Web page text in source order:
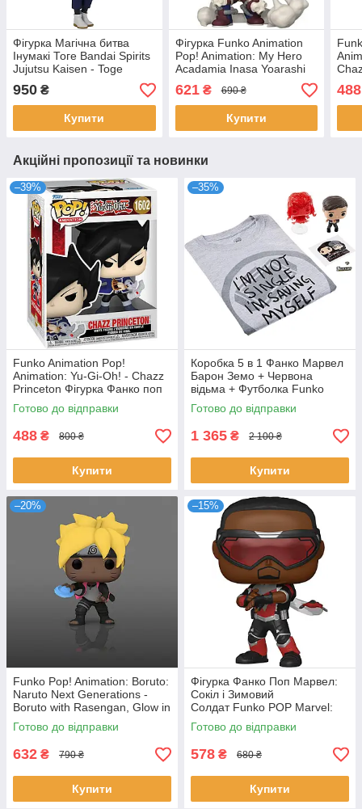
Фігурка Магічна битва
Інумакі Тоге Bandai Spirits
Jujutsu Kaisen - Toge
Inumaki (Ver. A) Q posket
950 ₴
Купити
Фігурка Funko Animation
Pop! Animation: My Hero
Acadamia Inasa Yoarashi
Інаса Йоараші Моя
геройська академія
621₴ 690 ₴
Купити
488
Акційні пропозиції та новинки
–39%
Funko Animation Pop!
Animation: Yu-Gi-Oh! - Chazz
Princeton Фігурка Фанко поп
ЮГіО Чазз Прінстон
Готово до відправки
488 ₴ 800 ₴
Купити
–35%
Коробка 5 в 1 Фанко Марвел
Барон Земо + Червона
відьма + Футболка Funko
Marvel Box Scarlet Witch
Baron Zemo
Готово до відправки
1 365 ₴ 2 100 ₴
Купити
–20%
Funko Pop! Animation: Boruto:
Naruto Next Generations -
Boruto with Rasengan, Glow in
The Dark Фанко Боруто
Готово до відправки
632 ₴ 790 ₴
Купити
–15%
Фігурка Фанко Поп Марвел:
Сокіл і Зимовий
Солдат Funko POP Marvel:
The Falcon and The Winter
Soldier - Falcon
Готово до відправки
578 ₴ 680 ₴
Купити